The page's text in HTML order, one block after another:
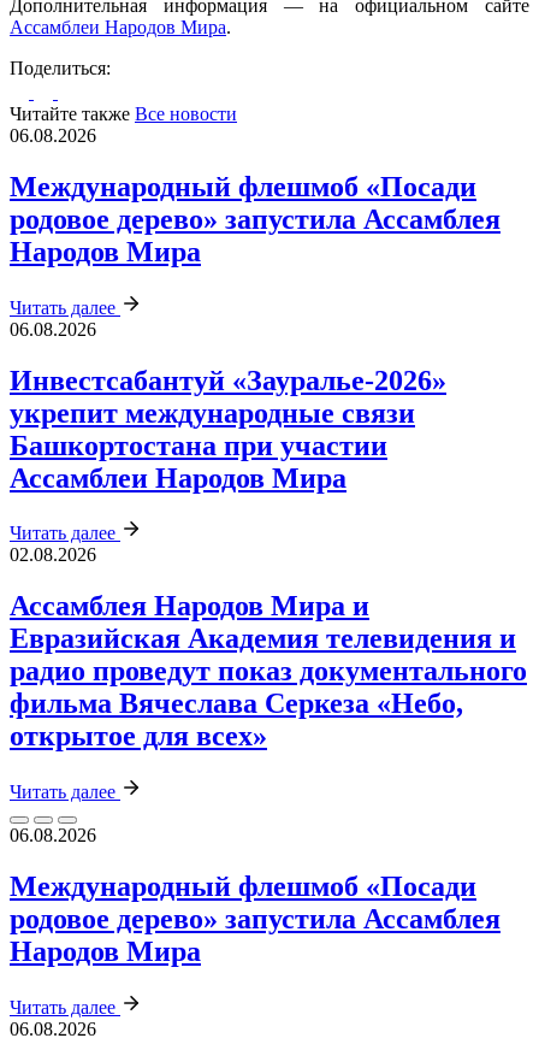
Дополнительная информация — на официальном сайте
Ассамблеи Народов Мира.
Поделиться:
Читайте также Все новости
06.08.2026
Международный флешмоб «Посади
родовое дерево» запустила Ассамблея
Народов Мира
Читать далее
06.08.2026
Инвестсабантуй «Зауралье‑2026»
укрепит международные связи
Башкортостана при участии
Ассамблеи Народов Мира
Читать далее
02.08.2026
Ассамблея Народов Мира и
Евразийская Академия телевидения и
радио проведут показ документального
фильма Вячеслава Серкеза «Небо,
открытое для всех»
Читать далее
06.08.2026
Международный флешмоб «Посади
родовое дерево» запустила Ассамблея
Народов Мира
Читать далее
06.08.2026